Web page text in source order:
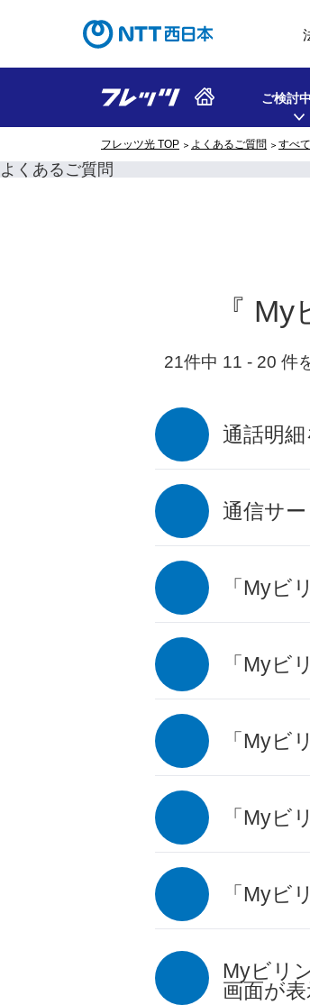
ご検討
フレッツ光 TOP よくあるご質問 すべて
よくあるご質問
『
21件中 11 - 20 件
通話明
通信サ
「Myビ
「Myビ
「Myビ
「Myビ
「Myビ
Myビリ
画面が